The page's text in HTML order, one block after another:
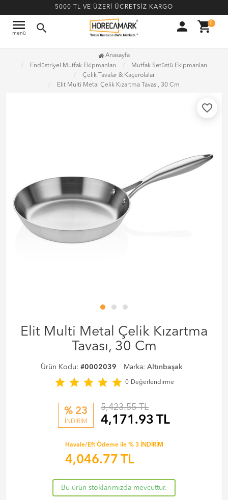
5000 TL VE ÜZERİ ÜCRETSİZ KARGO
menu
menü search person shopping_cart0
Anasayfa
Endüstriyel Mutfak Ekipmanları
Mutfak Setüstü Ekipmanları
Çelik Tavalar & Kaçerolalar
Elit Multi Metal Çelik Kızartma Tavası, 30 Cm
favorite_border
Elit Multi Metal Çelik Kızartma
Tavası, 30 Cm
Ürün Kodu: #0002039 Marka: Altınbaşak
star star star star star 0 Değerlendirme
% 23
İNDİRİM
5,423.55 TL
4,171.93 TL
Havale/Eft Ödeme ile % 3 İNDİRİM
4,046.77 TL
Bu ürün stoklarımızda mevcuttur.